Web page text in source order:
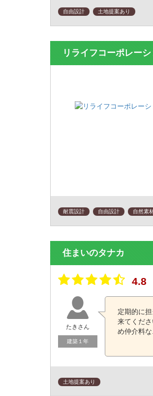
自由設計 土地提案あり
リライフコーポレーシ
耐震設計 自由設計 自然素
住まいのタナカ
4.8
たきさん
建築１年
定期的に
来てくだ
め仲介料な
土地提案あり